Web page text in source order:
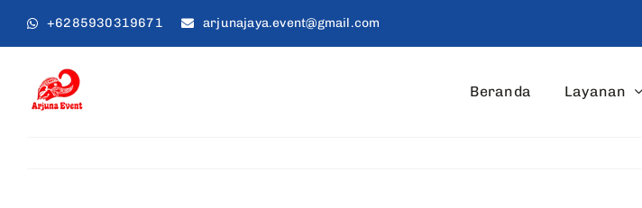
+6285930319671 arjunajaya.event@gmail.com
Beranda Layanan